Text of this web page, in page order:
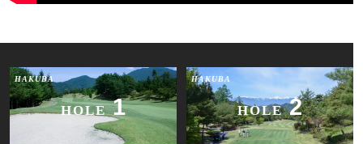
HAKUBA
HOLE1
HAKUBA
HOLE2